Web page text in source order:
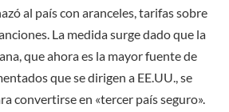
al país con aranceles, tarifas sobre
La medida surge dado que la
que ahora es la mayor fuente de
que se dirigen a EE.UU., se
convertirse en «tercer país seguro».